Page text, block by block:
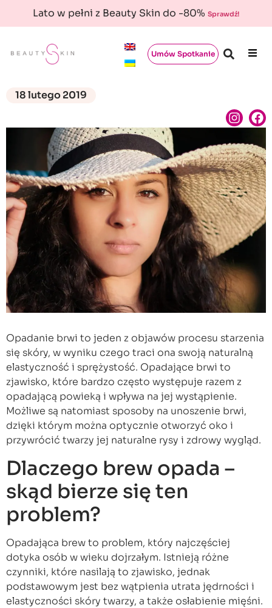
Lato w pełni z Beauty Skin do -80% Sprawdź!
Umów Spotkanie
18 lutego 2019
Opadanie brwi to jeden z objawów procesu starzenia
się skóry, w wyniku czego traci ona swoją naturalną
elastyczność i sprężystość. Opadające brwi to
zjawisko, które bardzo często występuje razem z
opadającą powieką i wpływa na jej wystąpienie.
Możliwe są natomiast sposoby na unoszenie brwi,
dzięki którym można optycznie otworzyć oko i
przywrócić twarzy jej naturalne rysy i zdrowy wygląd.
Dlaczego brew opada –
skąd bierze się ten
problem?
Opadająca brew to problem, który najczęściej
dotyka osób w wieku dojrzałym. Istnieją różne
czynniki, które nasilają to zjawisko, jednak
podstawowym jest bez wątpienia utrata jędrności i
elastyczności skóry twarzy, a także osłabienie mięśni.